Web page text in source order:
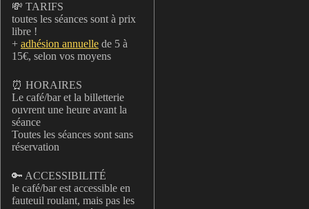
💸 TARIFS
toutes les séances sont à prix
libre !
+ adhésion annuelle de 5 à
15€, selon vos moyens
⏰ HORAIRES
Le café/bar et la billetterie
ouvrent une heure avant la
séance
Toutes les séances sont sans
réservation
🔑 ACCESSIBILITÉ
le café/bar est accessible en
fauteuil roulant, mais pas les